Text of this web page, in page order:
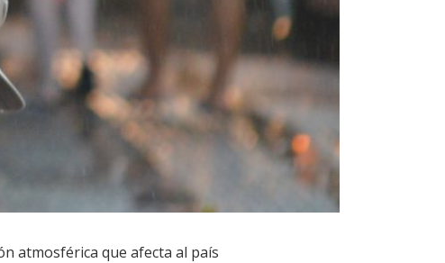
atmosférica que afecta al país